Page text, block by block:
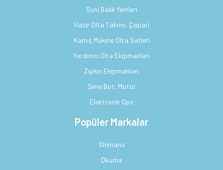
Suni Balık Yemleri
Hazır Olta Takımı, Çapari
Kamış Makine Olta Setleri
Yardımcı Olta Ekipmanları
Zıpkın Ekipmanları
Şime Bot, Motor
Elektronik Gps
Popüler Markalar
Shimano
Okuma